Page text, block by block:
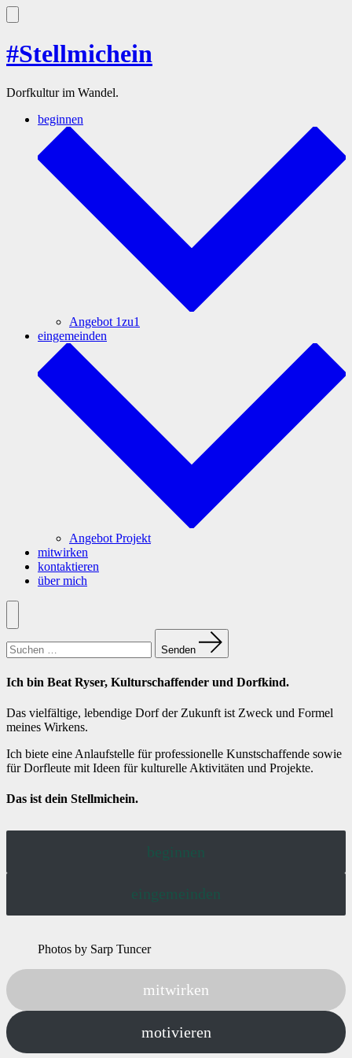
Zum
Inhalt
Suche
#Stellmichein
Dorfkultur im Wandel.
beginnen
Angebot 1zu1
eingemeinden
Angebot Projekt
mitwirken
kontaktieren
über mich
Menü
nach:
Senden
Ich bin Beat Ryser, Kulturschaffender und Dorfkind.
Das vielfältige, lebendige Dorf der Zukunft ist Zweck und Formel
meines Wirkens.
Ich biete eine Anlaufstelle für professionelle Kunstschaffende sowie
für Dorfleute mit Ideen für kulturelle Aktivitäten und Projekte.
Das ist dein Stellmichein.
beginnen
eingemeinden
Photos by Sarp Tuncer
mitwirken
motivieren